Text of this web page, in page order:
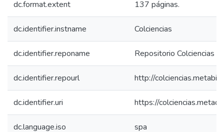
dc.format.extent 137 páginas.
dc.identifier.instname Colciencias
dc.identifier.reponame Repositorio Colciencias
dc.identifier.repourl http://
dc.identifier.uri https://
dc.language.iso spa